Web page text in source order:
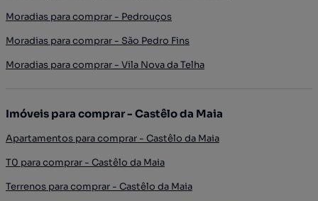
Moradias para comprar - Pedrouços
Moradias para comprar - São Pedro Fins
Moradias para comprar - Vila Nova da Telha
Imóveis para comprar - Castêlo da Maia
Apartamentos para comprar - Castêlo da Maia
T0 para comprar - Castêlo da Maia
Terrenos para comprar - Castêlo da Maia